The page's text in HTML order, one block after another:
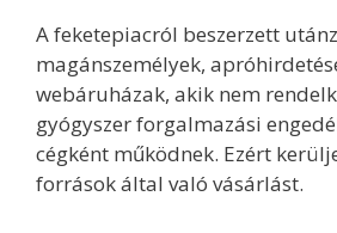
A feketepiacról beszerzett
magánszemélyek,
webáruházak, akik nem
gyógyszer forgalmazási
cégként működnek. Ezért
források által való vásárlást.